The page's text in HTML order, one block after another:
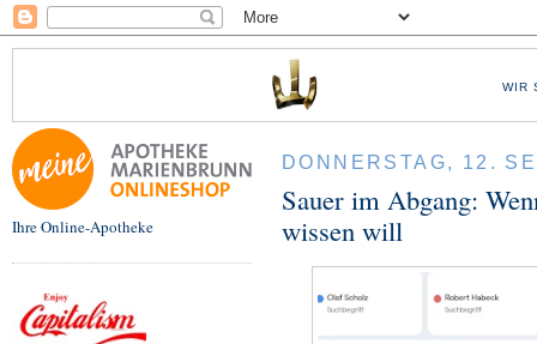
WIR
Ihre Online-Apotheke
DONNERSTAG, 12.
Sauer im Abgang:
wissen will